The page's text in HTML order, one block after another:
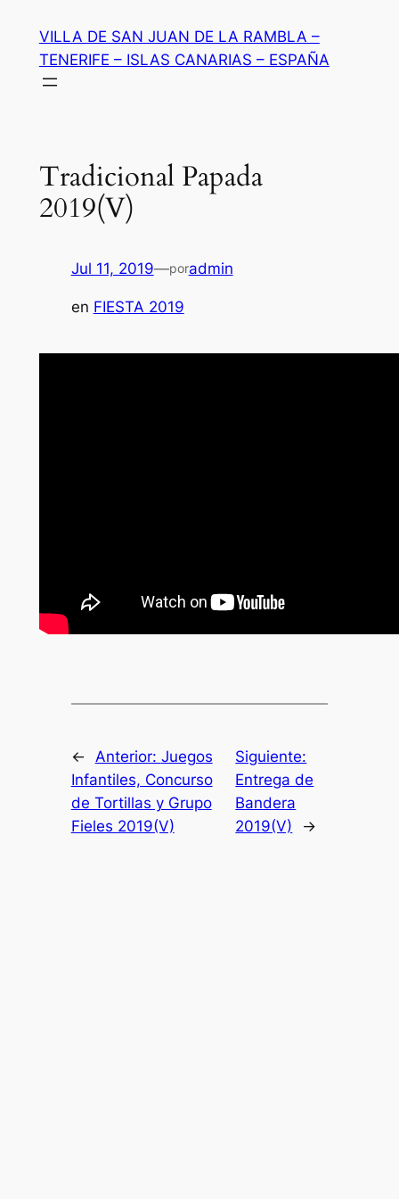
contenido
VILLA DE SAN JUAN DE LA RAMBLA –
TENERIFE – ISLAS CANARIAS – ESPAÑA
Tradicional Papada
2019(V)
Jul 11, 2019—poradmin
en FIESTA 2019
← Anterior: Juegos
Infantiles, Concurso
de Tortillas y Grupo
Fieles 2019(V)
Siguiente:
Entrega de
Bandera
2019(V)
→